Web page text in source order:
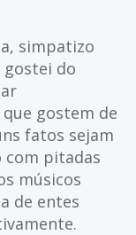
simpatizo
gostei do
gostem de
fatos sejam
com pitadas
músicos
de entes